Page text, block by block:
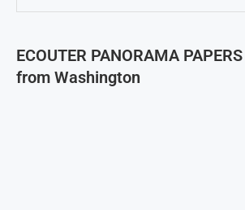
ECOUTER PANORAMA
from Washington